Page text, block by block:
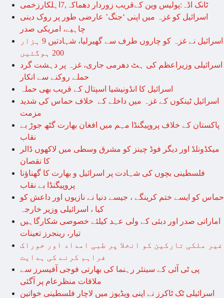
ٹانک اڈہ:پولیس وین کےقریب زوردار دھماکہ,7اہلکارزخمی
اسرائیل کو غزہ میں اپنی ‘جنگ’ عارضی طور پر روک دینی
چاہیے، امریکی صدر
اسرائیل نے غزہ کو چاروں طرف سے گھیرلیا، شہادتیں 9 ہزار
200 ہوگئیں
اسرائیلی وزیراعظم کی ہٹ دھرمی جاری، غزہ پر دہشت گرد
حملے روکنے سے انکار
اسرائیل کا انڈونیشیا اسپتال کے قریب بھی حملہ
اسرائیل ٹینکوں کے غزہ میں داخلے کے خلاف حماس کی شدید
پاکستان کے خلاف پروپیگنڈا مہم میں افغان بھارت گٹھ جوڑ بے
نقاب
میکڈونلڈ اور دیگر فوڈ چینز کو مشرق وسطی میں لاکھوں ڈالر
کا نقصان
فلسطینی بچوں کی شہادت پر اسرائیل و بھارت کا گھناؤنا
پروپیگنڈا بے نقاب
حماس کو ایسے ختم کرینگے ، جیسے دنیا نے نازیوں اور داعش کو
کیا ، اسرائیلی وزیر خارجہ
اماراتی صدر اور دبئی کے ولی عہد کیلئے خصوصی شکارگاہیں
تیار، رینجرز تعینات
غیر ملکی تارکین کو انخلا پر طبی امداد اور خوراک
فراہم کرنے کی ہدایت
پی ٹی آئی کے سینئر رہنما کی بھارتی فوجی آفیسرز سے
ملاقات منظرعام پر آگئی
اسرائیلی ٹک ٹاکرز نے اپنی ویڈیوز میں لاچار فلسطینی خواتین